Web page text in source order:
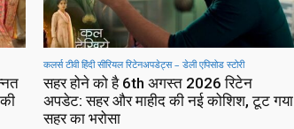
कलर्स टीवी हिंदी सीरियल रिटेनअपडेट्स – डेली एपिसोड स्टोरी
सहर होने को है 6th अगस्त 2026 रिटेन
अपडेट: सहर और माहीद की नई कोशिश, टूट गया
सहर का भरोसा